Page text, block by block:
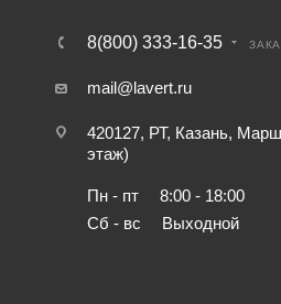
8(800) 333-16-35
mail@lavert.ru
420127, РТ, Казань,
этаж)
Пн - пт
8:00 - 18:00
Сб - вс
Выходной